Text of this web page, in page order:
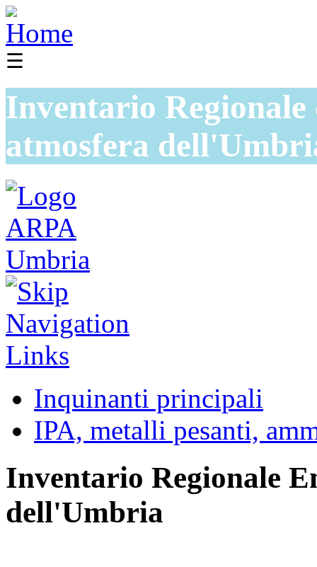
☰
Inventario
atmosfera
Inquinanti principali
IPA, metalli pesanti,
Inventario Regionale
dell'Umbria